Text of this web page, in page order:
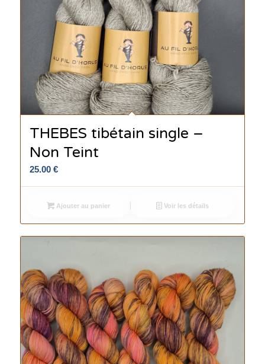
THEBES tibétain single –
Non Teint
25.00 €
Ajouter au panier Voir les détails